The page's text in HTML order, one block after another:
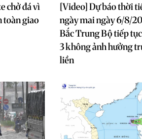
chở đá vì
toàn giao
[Video] Dự báo thời
ngày mai ngày 6/8/
Bắc Trung Bộ tiếp
3 không ảnh hưởng
liền